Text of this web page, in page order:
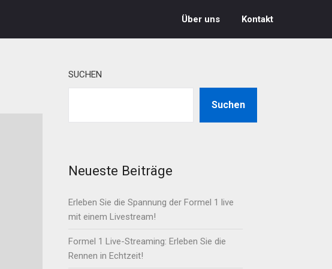
Über uns Kontakt
SUCHEN
Suchen
Neueste Beiträge
Erleben Sie die Spannung der Formel 1 live
mit einem Livestream!
Formel 1 Live-Streaming: Erleben Sie die
Rennen in Echtzeit!